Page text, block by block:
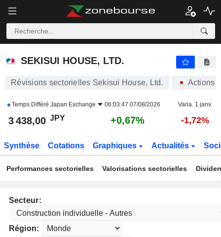
SEKISUI HOUSE, LTD.
SEKISUI HOUSE, LTD.
Révisions sectorielles Sekisui House, Ltd. Actions
Temps Différé Japan Exchange 06:03:47 07/08/2026 Varia. 1 janv.
3 438,00 JPY +0,67% -1,72%
Synthèse Cotations Graphiques Actualités
Performances sectorielles Valorisations sectorielles
Secteur:
Région: